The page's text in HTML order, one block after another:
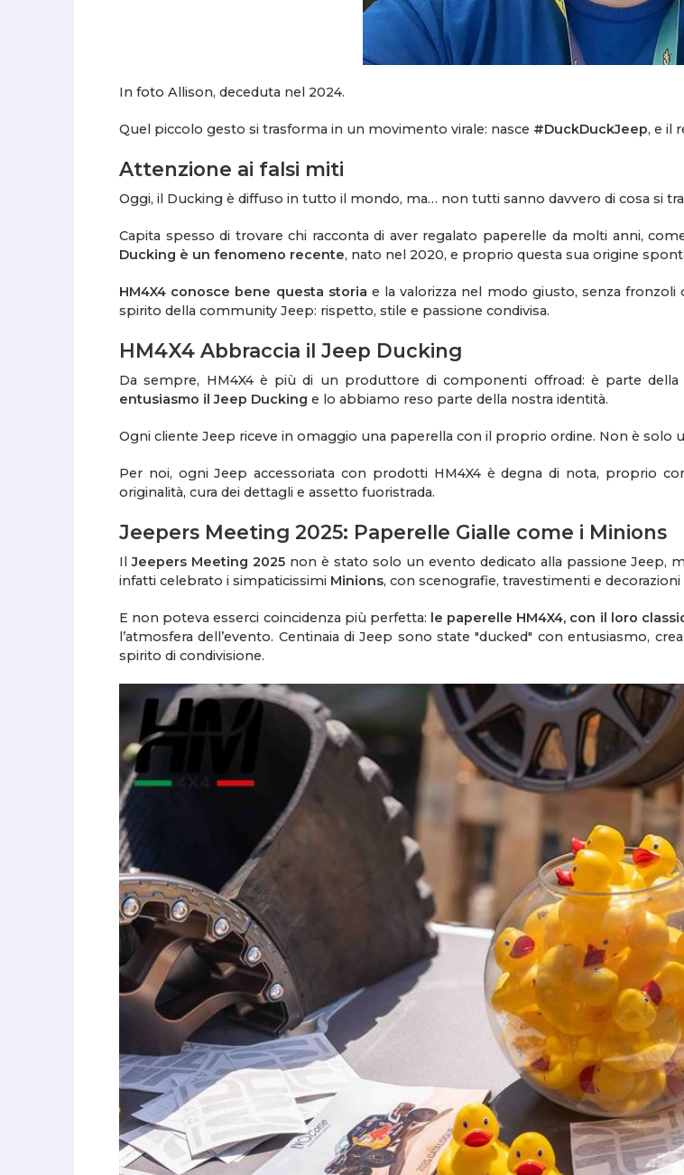
In foto Allison, deceduta nel 2024.
Quel piccolo gesto si trasforma in un movimento virale: nasce #DuckDuckJeep, e il
Attenzione ai falsi miti
Oggi, il Ducking è diffuso in tutto il mondo, ma… non tutti sanno davvero di cosa si
Capita spesso di trovare chi racconta di aver regalato paperelle da molti anni,
Ducking è un fenomeno recente, nato nel 2020, e proprio questa sua origine
HM4X4 conosce bene questa storia e la valorizza nel modo giusto, senza
spirito della community Jeep: rispetto, stile e passione condivisa.
HM4X4 Abbraccia il Jeep Ducking
Da sempre, HM4X4 è più di un produttore di componenti offroad: è parte
entusiasmo il Jeep Ducking e lo abbiamo reso parte della nostra identità.
Ogni cliente Jeep riceve in omaggio una paperella con il proprio ordine. Non è solo
Per noi, ogni Jeep accessoriata con prodotti HM4X4 è degna di nota, proprio
originalità, cura dei dettagli e assetto fuoristrada.
Jeepers Meeting 2025: Paperelle Gialle come i Minions
IlJeepers Meeting 2025non è stato solo un evento dedicato alla passione Jeep,
infatti celebrato i simpaticissimi Minions, con scenografie, travestimenti e
E non poteva esserci coincidenza più perfetta: le paperelle HM4X4, con il loro
l’atmosfera dell’evento. Centinaia di Jeep sono state "ducked" con entusiasmo,
spirito di condivisione.